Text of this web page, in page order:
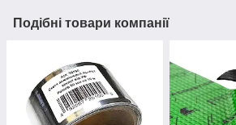
Подібні товари компанії